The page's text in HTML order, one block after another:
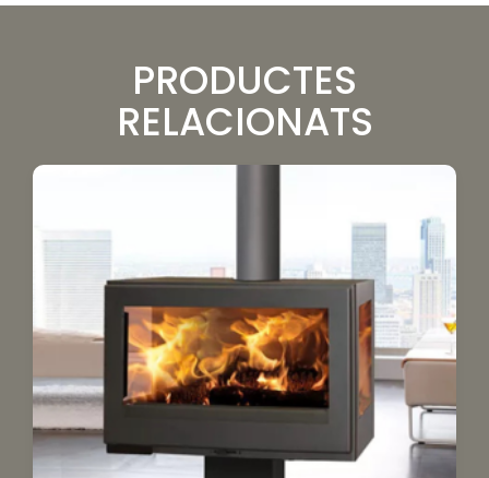
PRODUCTES
RELACIONATS